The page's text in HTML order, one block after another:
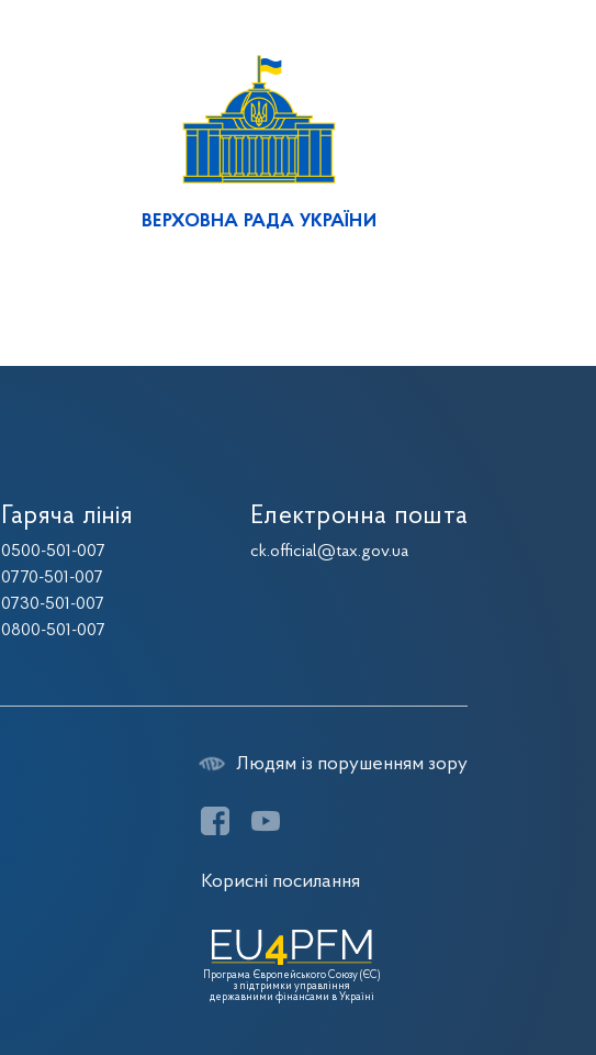
ВЕРХОВНА РАДА УКРАЇНИ
Гаряча лінія
0500-501-007
0770-501-007
0730-501-007
0800-501-007
Електронна пошта
ck.official@tax.gov.ua
Людям із порушенням зору
Корисні посилання
Програма Європейського Союзу (ЄС)
з підтримки управління
державними фінансами в Україні